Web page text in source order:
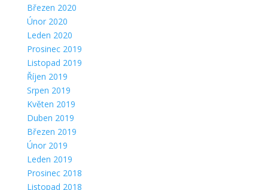
Březen 2020
Únor 2020
Leden 2020
Prosinec 2019
Listopad 2019
Říjen 2019
Srpen 2019
Květen 2019
Duben 2019
Březen 2019
Únor 2019
Leden 2019
Prosinec 2018
Listopad 2018